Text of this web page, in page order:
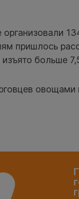
пришлось
больше
овощами